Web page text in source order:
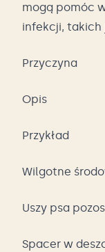
mogą pomóc
infekcji, takich
Przyczyna
Opis
Przykład
Wilgotne
Uszy psa
Spacer w